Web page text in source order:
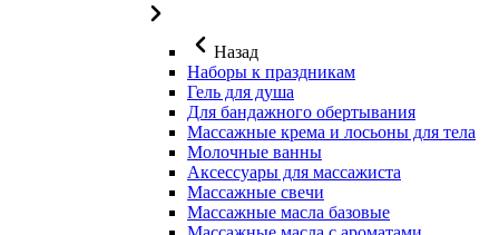
Назад
Наборы к праздникам
Гель для душа
Для бандажного обертывания
Массажные крема и лосьоны для тела
Молочные ванны
Аксессуары для массажиста
Массажные свечи
Массажные масла базовые